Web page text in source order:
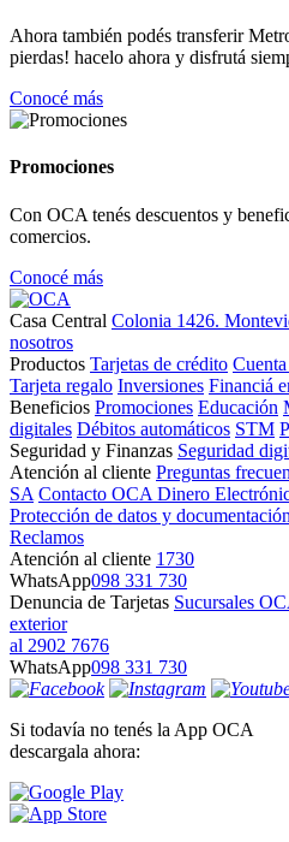
Ahora también podés transferir
pierdas! hacelo ahora y disfrutá
Conocé más
Promociones
Con OCA tenés descuentos y
comercios.
Conocé más
Casa Central Colonia 1426.
nosotros
Productos Tarjetas de crédito
Tarjeta regalo Inversiones Financiá
Beneficios Promociones Educación
digitales Débitos automáticos STM
Seguridad y Finanzas Seguridad
Atención al cliente Preguntas
SA Contacto OCA Dinero
Protección de datos y
Reclamos
Atención al cliente 1730
WhatsApp098 331 730
Denuncia de Tarjetas Sucursales
exterior
al 2902 7676
WhatsApp098 331 730
Si todavía no tenés la App OCA
descargala ahora: